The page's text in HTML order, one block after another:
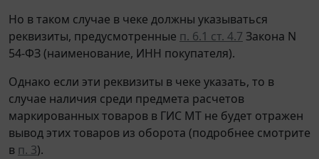
Но в таком случае в чеке должны указываться
реквизиты, предусмотренные п. 6.1 ст. 4.7 Закона N
54-ФЗ (наименование, ИНН покупателя).
Однако если эти реквизиты в чеке указать, то в
случае наличия среди предмета расчетов
маркированных товаров в ГИС МТ не будет отражен
вывод этих товаров из оборота (подробнее смотрите
в п. 3).